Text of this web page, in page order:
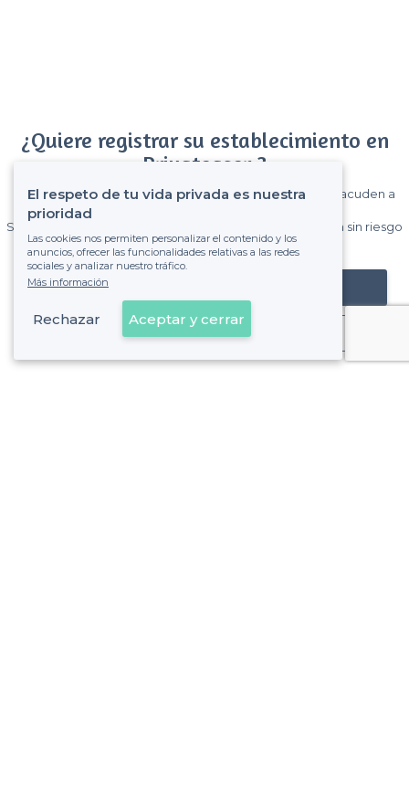
¿Quiere registrar su establecimiento en
Privateaser ?
Gane muchos clientes entre el millón de visitantes que acuden a
Sin comisiones y sin compromiso, pagas una cantidad fija sin riesgo
de ver la factura.
Registrar mi establecimiento
Ya es cliente
El respeto de tu vida privada es nuestra
prioridad
Las cookies nos permiten personalizar el contenido y los
anuncios, ofrecer las funcionalidades relativas a las redes
sociales y analizar nuestro tráfico.
Más información
Rechazar Aceptar y cerrar